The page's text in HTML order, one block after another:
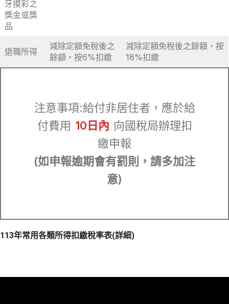
牙摸彩之
獎金或獎
品
退職所得
減除定額免稅後之
餘額，按6%扣繳
減除定額免稅後之餘額，按
18%扣繳
注意事項:給付非居住者，應於給
付費用 10日內 向國稅局辦理扣
繳申報
(如申報逾期會有罰則，請多加注
意)
113年常用各類所得扣繳稅率表(詳細)